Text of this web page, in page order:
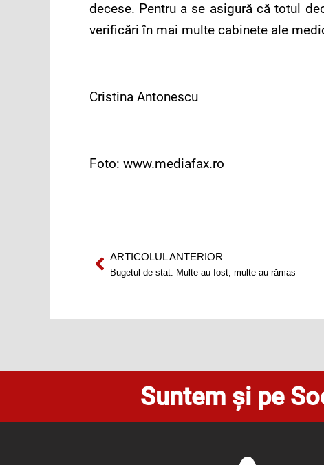
decese. Pentru a se asigură că totul
verificări în mai multe cabinete ale
Cristina Antonescu
Foto: www.mediafax.ro
Prev
ARTICOLUL ANTERIOR
Bugetul de stat: Multe au fost, multe au rămas
Suntem și pe